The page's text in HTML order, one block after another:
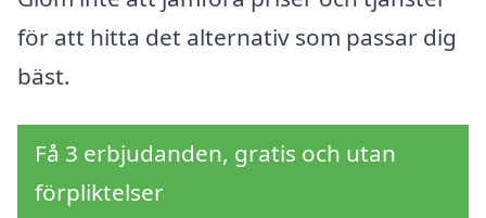
för att hitta det alternativ som passar dig
bäst.
Få 3 erbjudanden, gratis och utan
förpliktelser